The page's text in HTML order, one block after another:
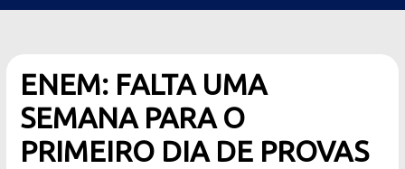
ENEM: FALTA UMA
SEMANA PARA O
PRIMEIRO DIA DE PROVAS